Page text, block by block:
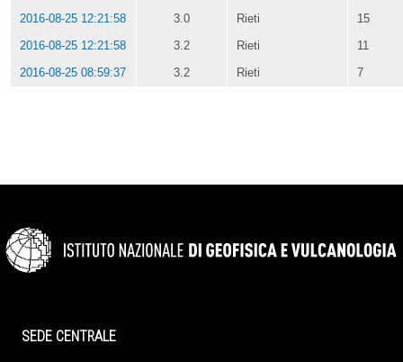
2016-08-25 12:21:58
3.0 Rieti
15
2016-08-25 12:21:58
3.2 Rieti
11
2016-08-25 08:59:37
3.2 Rieti 7
SEDE CENTRALE